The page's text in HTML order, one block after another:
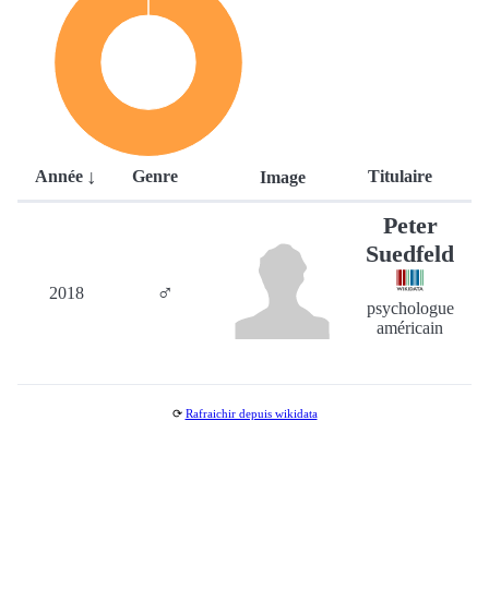
Année Genre Image Titulaire
2018 ♂
Peter
Suedfeld
psychologue
américain
⟳ Rafraichir depuis wikidata